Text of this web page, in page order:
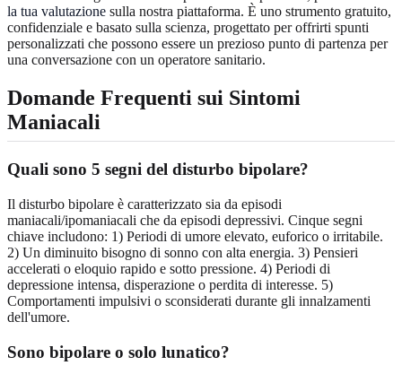
la tua valutazione sulla nostra piattaforma. È uno strumento gratuito,
confidenziale e basato sulla scienza, progettato per offrirti spunti
personalizzati che possono essere un prezioso punto di partenza per
una conversazione con un operatore sanitario.
Domande Frequenti sui Sintomi
Maniacali
Quali sono 5 segni del disturbo bipolare?
Il disturbo bipolare è caratterizzato sia da episodi
maniacali/ipomaniacali che da episodi depressivi. Cinque segni
chiave includono: 1) Periodi di umore elevato, euforico o irritabile.
2) Un diminuito bisogno di sonno con alta energia. 3) Pensieri
accelerati o eloquio rapido e sotto pressione. 4) Periodi di
depressione intensa, disperazione o perdita di interesse. 5)
Comportamenti impulsivi o sconsiderati durante gli innalzamenti
dell'umore.
Sono bipolare o solo lunatico?